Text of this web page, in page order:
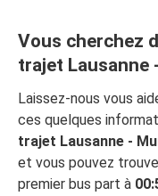
Vous cherchez
trajet Lausanne
Laissez-nous vous
ces quelques
trajet Lausanne -
et vous pouvez
premier bus part à